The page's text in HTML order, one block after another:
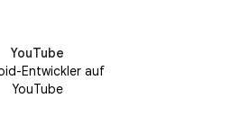
YouTube
Entwickler auf
YouTube